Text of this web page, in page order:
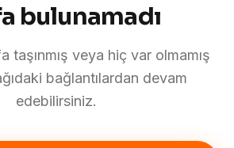
bulunamadı
taşınmış veya hiç var olmamış
bağlantılardan devam
edebilirsiniz.